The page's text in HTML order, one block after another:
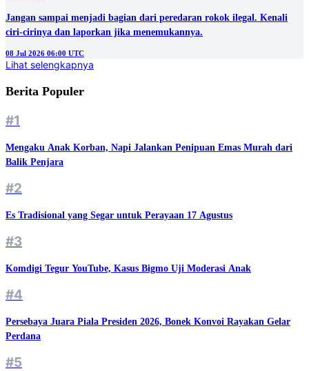
Jangan sampai menjadi bagian dari peredaran rokok ilegal. Kenali
ciri-cirinya dan laporkan jika menemukannya.
08 Jul 2026 06:00 UTC
Lihat selengkapnya
Berita Populer
#1
Mengaku Anak Korban, Napi Jalankan Penipuan Emas Murah dari
Balik Penjara
#2
Es Tradisional yang Segar untuk Perayaan 17 Agustus
#3
Komdigi Tegur YouTube, Kasus Bigmo Uji Moderasi Anak
#4
Persebaya Juara Piala Presiden 2026, Bonek Konvoi Rayakan Gelar
Perdana
#5